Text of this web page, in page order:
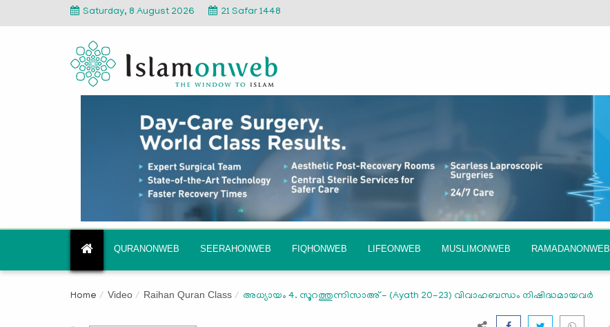
Saturday, 8 August 2026 21 Safar 1448
QURANONWEB SEERAHONWEB FIQHONWEB LIFEONWEB MUSLIMONWEB RAMADANONWEB
Home Video Raihan Quran Class അധ്യായം 4. സൂറത്തുന്നിസാഅ് - (Ayath 20-23) വിവാഹബന്ധം നിഷിദ്ധമായവർ